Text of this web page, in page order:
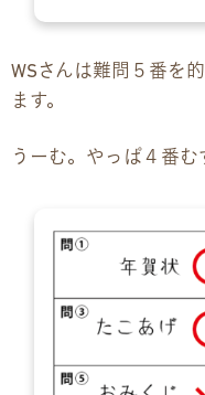
WSさんは難問５番を
ます。
うーむ。やっぱ４番む